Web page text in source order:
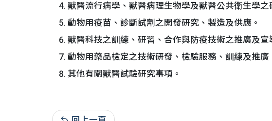
獸醫流行病學、獸醫病理生物學及獸醫公共衛生學之
動物用疫苗、診斷試劑之開發研究、製造及供應。
獸醫科技之訓練、研習、合作與防疫技術之推廣及宣
動物用藥品檢定之技術研發、檢驗服務、訓練及推廣
其他有關獸醫試驗研究事項。